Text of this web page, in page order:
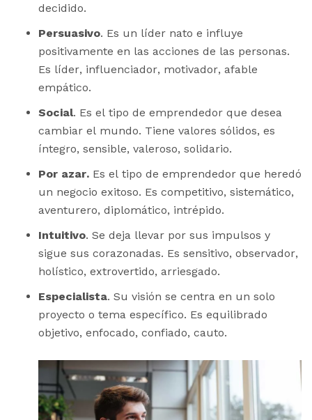
decidido.
Persuasivo. Es un líder nato e influye
positivamente en las acciones de las personas.
Es líder, influenciador, motivador, afable
empático.
Social. Es el tipo de emprendedor que desea
cambiar el mundo. Tiene valores sólidos, es
íntegro, sensible, valeroso, solidario.
Por azar. Es el tipo de emprendedor que heredó
un negocio exitoso. Es competitivo, sistemático,
aventurero, diplomático, intrépido.
Intuitivo. Se deja llevar por sus impulsos y
sigue sus corazonadas. Es sensitivo, observador,
holístico, extrovertido, arriesgado.
Especialista. Su visión se centra en un solo
proyecto o tema específico. Es equilibrado
objetivo, enfocado, confiado, cauto.